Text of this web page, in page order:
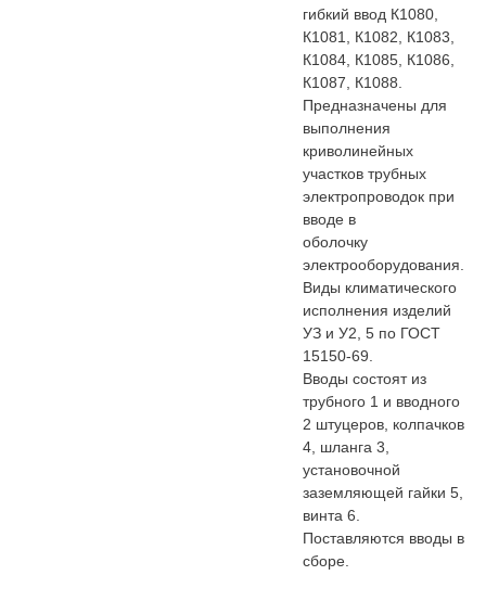
гибкий ввод К1080,
К1081, К1082, К1083,
К1084, К1085, К1086,
К1087, К1088.
Предназначены для
выполнения
криволинейных
участков трубных
электропроводок при
вводе в
оболочку
электрооборудования.
Виды климатического
исполнения изделий
УЗ и У2, 5 по ГОСТ
15150-69.
Вводы состоят из
трубного 1 и вводного
2 штуцеров, колпачков
4, шланга 3,
установочной
заземляющей гайки 5,
винта 6.
Поставляются вводы в
сборе.